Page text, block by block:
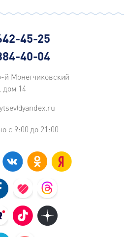
45-25
40-04
й Монетчиковский
дом 14
с 9:00 до 21:00